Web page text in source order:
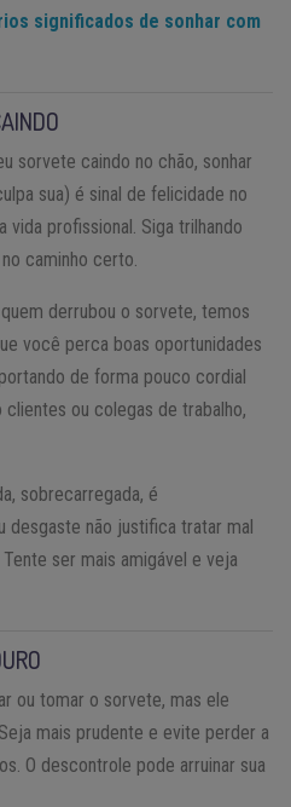
significados de sonhar com
sorvete caindo no chão, sonhar
sua) é sinal de felicidade no
vida profissional. Siga trilhando
caminho certo.
derrubou o sorvete, temos
você perca boas oportunidades
de forma pouco cordial
ou colegas de trabalho,
sobrecarregada, é
desgaste não justifica tratar mal
ser mais amigável e veja
ou tomar o sorvete, mas ele
mais prudente e evite perder a
O descontrole pode arruinar sua